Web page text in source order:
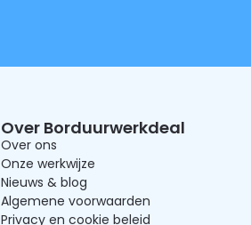
Over Borduurwerkdeal
Over ons
Onze werkwijze
Nieuws & blog
Algemene voorwaarden
Privacy en cookie beleid